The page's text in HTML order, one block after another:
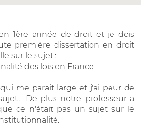
1ère année de droit et je dois
première dissertation en droit
sur le sujet :
des lois en France
me parait large et j'ai peur de
De plus notre professeur a
ce n'était pas un sujet sur le